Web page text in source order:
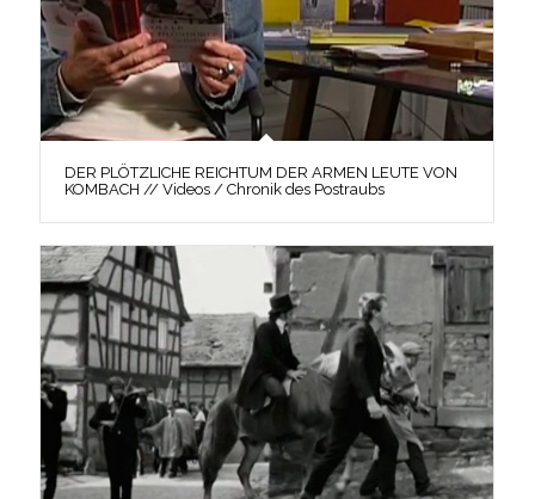
DER PLÖTZLICHE REICHTUM DER ARMEN LEUTE VON
KOMBACH // Videos / Chronik des Postraubs